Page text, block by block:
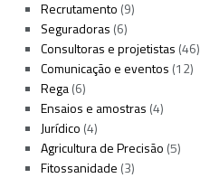
Recrutamento (9)
Seguradoras (6)
Consultoras e projetistas (46)
Comunicação e eventos (12)
Rega(6)
Ensaios e amostras (4)
Jurídico (4)
Agricultura de Precisão (5)
Fitossanidade (3)